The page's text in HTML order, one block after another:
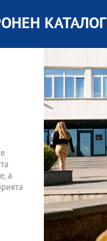
КАТАЛОГ
а